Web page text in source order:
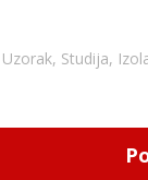
Uzorak, Studija,